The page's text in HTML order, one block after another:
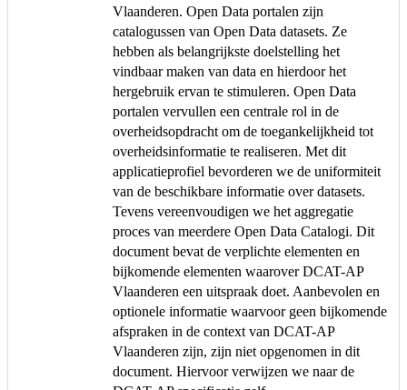
Vlaanderen. Open Data portalen zijn
catalogussen van Open Data datasets. Ze
hebben als belangrijkste doelstelling het
vindbaar maken van data en hierdoor het
hergebruik ervan te stimuleren. Open Data
portalen vervullen een centrale rol in de
overheidsopdracht om de toegankelijkheid tot
overheidsinformatie te realiseren. Met dit
applicatieprofiel bevorderen we de uniformiteit
van de beschikbare informatie over datasets.
Tevens vereenvoudigen we het aggregatie
proces van meerdere Open Data Catalogi. Dit
document bevat de verplichte elementen en
bijkomende elementen waarover DCAT-AP
Vlaanderen een uitspraak doet. Aanbevolen en
optionele informatie waarvoor geen bijkomende
afspraken in de context van DCAT-AP
Vlaanderen zijn, zijn niet opgenomen in dit
document. Hiervoor verwijzen we naar de